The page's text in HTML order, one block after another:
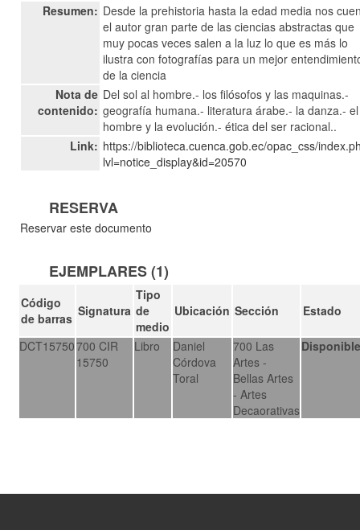
Resumen: Desde la prehistoria hasta la edad media nos
el autor gran parte de las ciencias abstractas que
muy pocas veces salen a la luz lo que es más lo
ilustra con fotografías para un mejor
de la ciencia
Nota de
contenido:
Del sol al hombre.- los filósofos y las maquinas.-
geografía humana.- literatura árabe.- la danza.- el
hombre y la evolución.- ética del ser racional..
Link: https://biblioteca.cuenca.gob.ec/opac_css/
lvl=notice_display&id=20570
RESERVA
Reservar este documento
EJEMPLARES (1)
Código
de barras Signatura
Tipo
de
medio
Ubicación Sección Estado
DCT15750700 CIR
15750
Libro
Daniel
Córdova
Toral
700 Las
Artes -
Bellas Artes
- Artes
Decaorativas